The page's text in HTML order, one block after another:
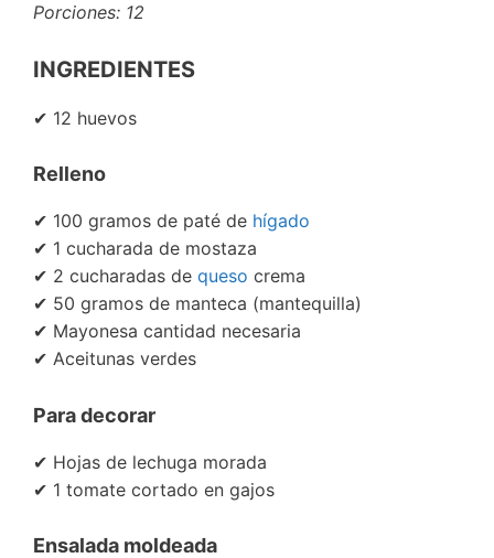
Porciones: 12
INGREDIENTES
✔ 12 huevos
Relleno
✔ 100 gramos de paté de hígado
✔ 1 cucharada de mostaza
✔ 2 cucharadas de queso crema
✔ 50 gramos de manteca (mantequilla)
✔ Mayonesa cantidad necesaria
✔ Aceitunas verdes
Para decorar
✔ Hojas de lechuga morada
✔ 1 tomate cortado en gajos
Ensalada moldeada